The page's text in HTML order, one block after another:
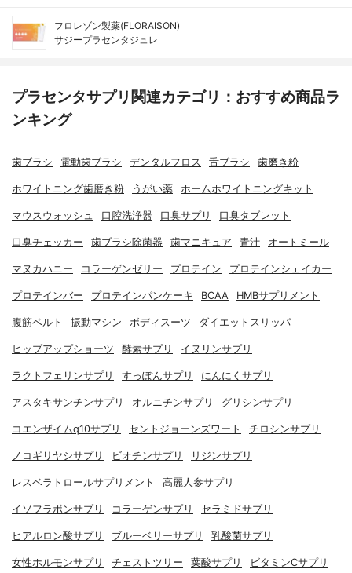
フロレゾン製薬(FLORAISON)
サジープラセンタジュレ
プラセンタサプリ関連カテゴリ：おすすめ商品ラ
ンキング
歯ブラシ 電動歯ブラシ デンタルフロス 舌ブラシ 歯磨き粉
ホワイトニング歯磨き粉 うがい薬 ホームホワイトニングキット
マウスウォッシュ 口腔洗浄器 口臭サプリ 口臭タブレット
口臭チェッカー 歯ブラシ除菌器 歯マニキュア 青汁 オートミール
マヌカハニー コラーゲンゼリー プロテイン プロテインシェイカー
プロテインバー プロテインパンケーキ BCAA HMBサプリメント
腹筋ベルト 振動マシン ボディスーツ ダイエットスリッパ
ヒップアップショーツ 酵素サプリ イヌリンサプリ
ラクトフェリンサプリ すっぽんサプリ にんにくサプリ
アスタキサンチンサプリ オルニチンサプリ グリシンサプリ
コエンザイムq10サプリ セントジョーンズワート チロシンサプリ
ノコギリヤシサプリ ビオチンサプリ リジンサプリ
レスベラトロールサプリメント 高麗人参サプリ
イソフラボンサプリ コラーゲンサプリ セラミドサプリ
ヒアルロン酸サプリ ブルーベリーサプリ 乳酸菌サプリ
女性ホルモンサプリ チェストツリー 葉酸サプリ ビタミンCサプリ